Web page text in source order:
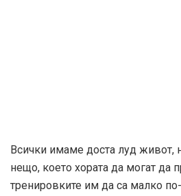
Всички имаме доста луд живот,
нещо, което хората да могат да
тренировките им да са малко